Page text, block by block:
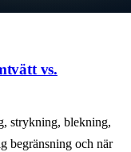
vs.
strykning, blekning,
begränsning och när